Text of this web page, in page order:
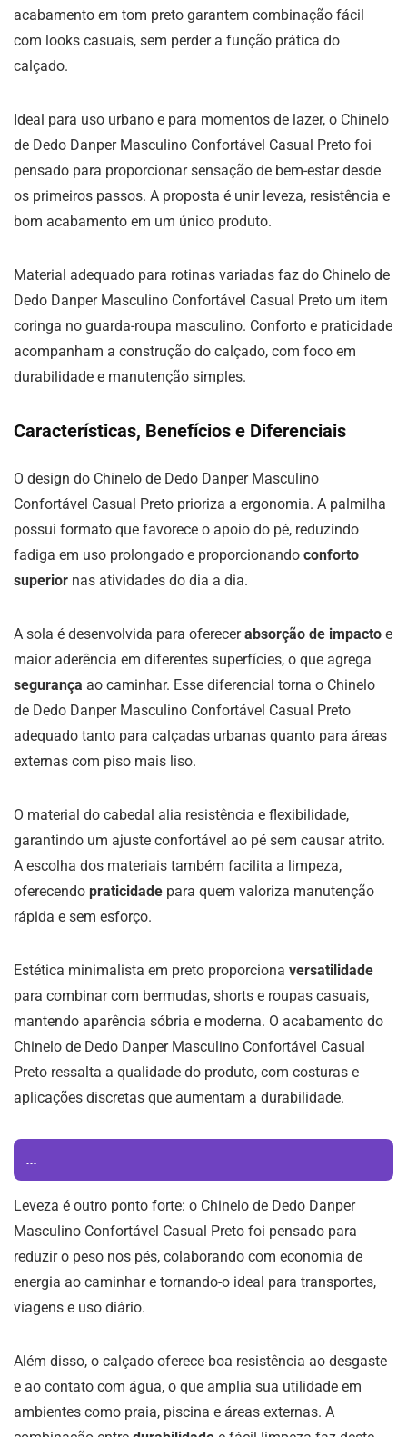
acabamento em tom preto garantem combinação fácil
com looks casuais, sem perder a função prática do
calçado.
Ideal para uso urbano e para momentos de lazer, o Chinelo
de Dedo Danper Masculino Confortável Casual Preto foi
pensado para proporcionar sensação de bem-estar desde
os primeiros passos. A proposta é unir leveza, resistência e
bom acabamento em um único produto.
Material adequado para rotinas variadas faz do Chinelo de
Dedo Danper Masculino Confortável Casual Preto um item
coringa no guarda-roupa masculino. Conforto e praticidade
acompanham a construção do calçado, com foco em
durabilidade e manutenção simples.
Características, Benefícios e Diferenciais
O design do Chinelo de Dedo Danper Masculino
Confortável Casual Preto prioriza a ergonomia. A palmilha
possui formato que favorece o apoio do pé, reduzindo
fadiga em uso prolongado e proporcionando conforto
superior nas atividades do dia a dia.
A sola é desenvolvida para oferecerabsorção de impacto e
maior aderência em diferentes superfícies, o que agrega
segurança ao caminhar. Esse diferencial torna o Chinelo
de Dedo Danper Masculino Confortável Casual Preto
adequado tanto para calçadas urbanas quanto para áreas
externas com piso mais liso.
O material do cabedal alia resistência e flexibilidade,
garantindo um ajuste confortável ao pé sem causar atrito.
A escolha dos materiais também facilita a limpeza,
oferecendo praticidade para quem valoriza manutenção
rápida e sem esforço.
Estética minimalista em preto proporciona versatilidade
para combinar com bermudas, shorts e roupas casuais,
mantendo aparência sóbria e moderna. O acabamento do
Chinelo de Dedo Danper Masculino Confortável Casual
Preto ressalta a qualidade do produto, com costuras e
aplicações discretas que aumentam a durabilidade.
...
Leveza é outro ponto forte: o Chinelo de Dedo Danper
Masculino Confortável Casual Preto foi pensado para
reduzir o peso nos pés, colaborando com economia de
energia ao caminhar e tornando-o ideal para transportes,
viagens e uso diário.
Além disso, o calçado oferece boa resistência ao desgaste
e ao contato com água, o que amplia sua utilidade em
ambientes como praia, piscina e áreas externas. A